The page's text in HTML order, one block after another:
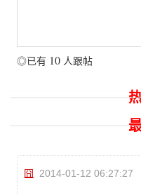
◎已有 10 人跟帖
囧 2014-01-12 06:27:27